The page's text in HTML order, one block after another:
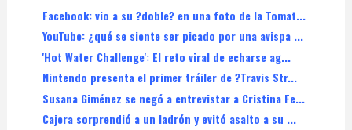
Facebook: vio a su ?doble? en una foto de la Tomat...
YouTube: ¿qué se siente ser picado por una avispa ...
'Hot Water Challenge': El reto viral de echarse ag...
Nintendo presenta el primer tráiler de ?Travis Str...
Susana Giménez se negó a entrevistar a Cristina Fe...
Cajera sorprendió a un ladrón y evitó asalto a su ...